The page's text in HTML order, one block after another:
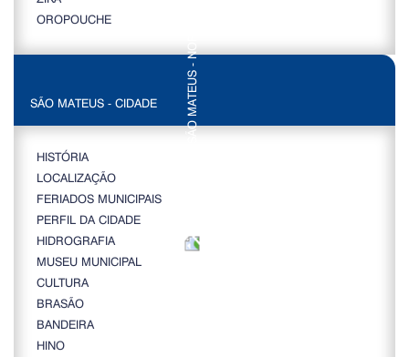
OROPOUCHE
SÃO MATEUS - CIDADE
HISTÓRIA
LOCALIZAÇÃO
FERIADOS MUNICIPAIS
PERFIL DA CIDADE
HIDROGRAFIA
MUSEU MUNICIPAL
CULTURA
BRASÃO
BANDEIRA
HINO